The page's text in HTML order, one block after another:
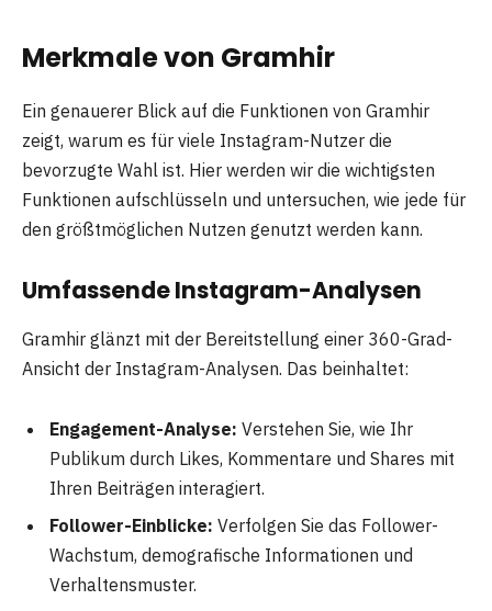
Merkmale von Gramhir
Ein genauerer Blick auf die Funktionen von Gramhir
zeigt, warum es für viele Instagram-Nutzer die
bevorzugte Wahl ist. Hier werden wir die wichtigsten
Funktionen aufschlüsseln und untersuchen, wie jede für
den größtmöglichen Nutzen genutzt werden kann.
Umfassende Instagram-Analysen
Gramhir glänzt mit der Bereitstellung einer 360-Grad-
Ansicht der Instagram-Analysen. Das beinhaltet:
Engagement-Analyse: Verstehen Sie, wie Ihr
Publikum durch Likes, Kommentare und Shares mit
Ihren Beiträgen interagiert.
Follower-Einblicke: Verfolgen Sie das Follower-
Wachstum, demografische Informationen und
Verhaltensmuster.